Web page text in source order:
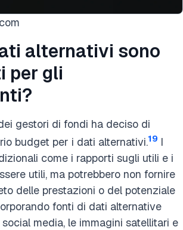
alternativi sono
per gli
gestori di fondi ha deciso di
budget per i dati alternativi.19 I
come i rapporti sugli utili e i
utili, ma potrebbero non fornire
delle prestazioni o del potenziale
fonti di dati alternative
media, le immagini satellitari e